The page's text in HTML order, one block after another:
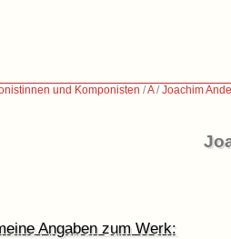
und Komponisten /A/Joachim
Angaben zum Werk: